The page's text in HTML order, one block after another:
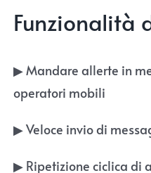
Funzionalità
▶︎ Mandare allerte in
operatori mobili
▶︎ Veloce invio di
▶︎ Ripetizione ciclica di